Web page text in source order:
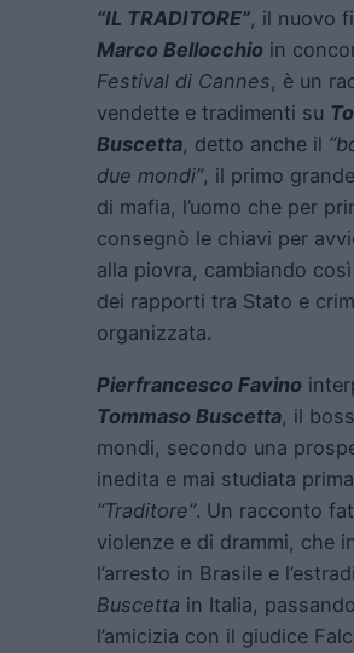
“IL TRADITORE”, il nuovo
Marco Bellocchio in
Festival di Cannes, è un
vendette e tradimenti su
Buscetta, detto anche il
due mondi”, il primo
di mafia, l’uomo che per
consegnò le chiavi per
alla piovra, cambiando
dei rapporti tra Stato e
organizzata.
Pierfrancesco Favino
Tommaso Buscetta, il
mondi, secondo una
inedita e mai studiata
“Traditore”. Un racconto
violenze e di drammi, che
l’arresto in Brasile e
Buscetta in Italia,
l’amicizia con il giudice